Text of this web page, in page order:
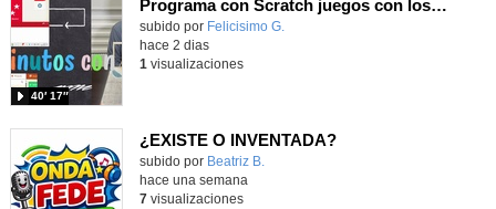
Programa con Scratch juegos con los partidos del mundial 2026 ganados por España
Contenido educativo.
subido por Felicisimo G.
40′ 17″
hace 2 dias
1 visualizaciones
¿EXISTE O INVENTADA?
Contenido educativo.
subido por Beatriz B.
hace una semana
7visualizaciones